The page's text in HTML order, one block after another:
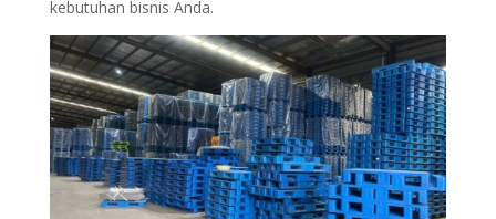
kebutuhan bisnis Anda.